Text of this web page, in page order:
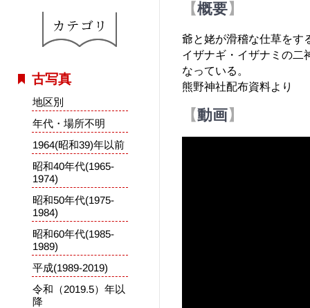
古写真
地区別
年代・場所不明
1964(昭和39)年以前
昭和40年代(1965-
1974)
昭和50年代(1975-
1984)
昭和60年代(1985-
1989)
平成(1989-2019)
令和（2019.5）年以
降
概要
爺と姥が滑稽な仕草を
イザナギ・イザナミの二
なっている。
熊野神社配布資料より
動画